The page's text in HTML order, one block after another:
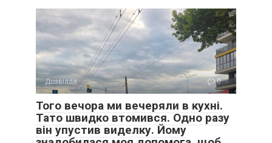
Дозвілля 0
Того вечора ми вечеряли в кухні.
Тато швидко втомився. Одно разу
він упустив виделку. Йому